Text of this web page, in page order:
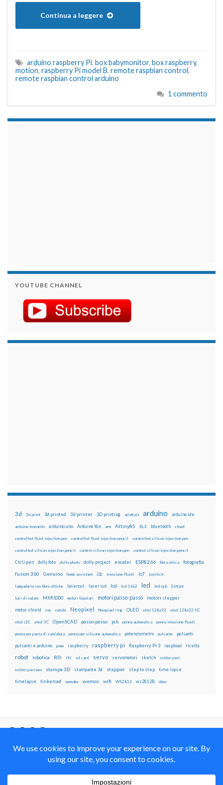
Continua a leggere
arduino raspberry Pi, box babymonitor, box raspberry,
motion, raspberry Pi model B, remote raspbian control,
remote raspbian control arduino
1 commento
YOUTUBE CHANNEL
3d 3d print 3d printed 3d printer 3D printing adafruit arduino arduino ide
arduino leonardo arduino uno Arduino Yún arm Attiny85 BLE bluetooth cloud
controlled fluid injection pen controlled fluid injection pencil controlled silicon injection pen
controlled silicon injection pencil control silicon injection pen control silicon injection pencil
CtrlJ pen dolly foto dolly photo dolly project encoder ESP8266 fibra ottica fotografia
fusion 360 Genuino home assistant i2c iniezione fluidi IoT joystick
lampadario con fibre ottiche lasercut laser cut lcd lcd 16x2 led led rgb Linux
luci di natale MKR1000 motori bipolari motori passo-passo motori stepper
motor shield nas natale Neopixel Neopixel ring OLED oled 128x32 oled 128x32 IIC
oled i2C oled IIC OpenSCAD passo-passo pcb penna automatica penna iniezione fluidi
penna per pasta di saldatura penna per silicone automatica potenziometro pulsante pulsanti
pulsanti e arduino pwm raspberry raspberry pi Raspberry Pi 3 raspbian ricetta
robot robotica RPi rtc sd card servo servomotori sketch solder past
solder past pen stampa 3D stampante 3d stepper step to step time-lapse
timelapse tinkercad wemake wemos wifi WS2812 ws2812B xbee
Alike 4.0 International